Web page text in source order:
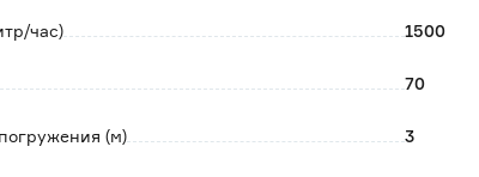
на дне источника воды, так как это может
час) 1500
70
(м) 3